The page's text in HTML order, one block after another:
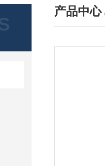
产品中心